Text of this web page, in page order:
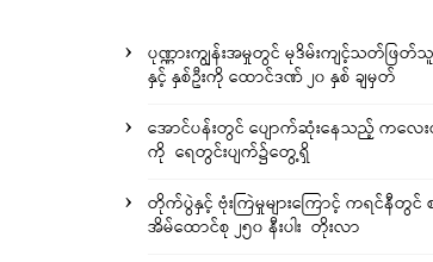
ပုဏ္ဏားကျွန်းအမှုတွင် မုဒိမ်းကျင့်သတ်ဖြ
နှင့် နှစ်ဦးကို ထောင်ဒဏ် ၂၀ နှစ် ချမှတ်
အောင်ပန်းတွင် ပျောက်ဆုံးနေသည့် ကလေ
ကို ရေတွင်းပျက်၌တွေ့ရှိ
တိုက်ပွဲနှင့် ဗုံးကြဲမှုများကြောင့် ကရင်နီတွင်
အိမ်ထောင်စု ၂၅၀ နီးပါး တိုးလာ